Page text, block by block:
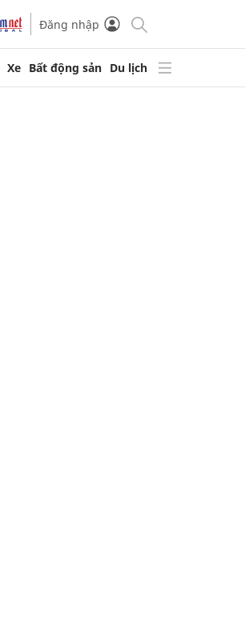
Đăng nhập
Xe Bất động sản Du lịch